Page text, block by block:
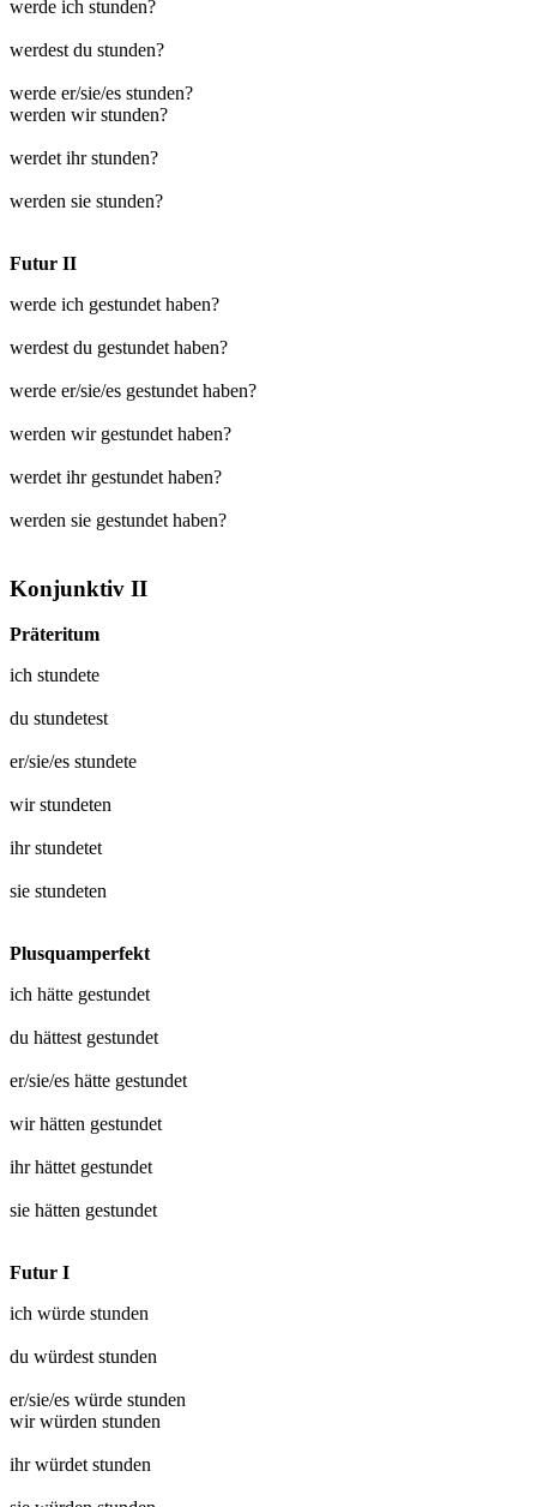
werde ich stunden?
werdest du stunden?
werde er/sie/es stunden?
werden wir stunden?
werdet ihr stunden?
werden sie stunden?
Futur II
werde ich gestundet haben?
werdest du gestundet haben?
werde er/sie/es gestundet haben?
werden wir gestundet haben?
werdet ihr gestundet haben?
werden sie gestundet haben?
Konjunktiv II
Präteritum
ich stundete
du stundetest
er/sie/es stundete
wirstundeten
ihrstundetet
sie stundeten
Plusquamperfekt
ich hätte gestundet
du hättest gestundet
er/sie/es hätte gestundet
wir hätten gestundet
ihr hättet gestundet
sie hätten gestundet
Futur I
ich würde stunden
du würdeststunden
er/sie/es würde stunden
wir würden stunden
ihr würdetstunden